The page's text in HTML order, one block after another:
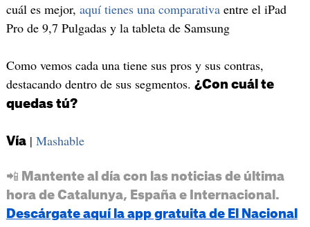
cuál es mejor, aquí tienes una comparativaentre el iPad
Pro de 9,7 Pulgadas y la tableta de Samsung
Como vemos cada una tiene sus pros y sus contras,
destacando dentro de sus segmentos. ¿Con cuál te
quedas tú?
Vía| Mashable
📲 Mantente al día con las noticias de última
hora de Catalunya, España e Internacional.
Descárgate aquí la app gratuita de El Nacional